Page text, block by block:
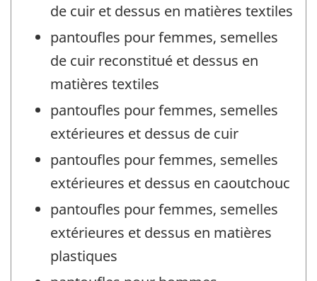
de cuir et dessus en matières textiles
pantoufles pour femmes, semelles
de cuir reconstitué et dessus en
matières textiles
pantoufles pour femmes, semelles
extérieures et dessus de cuir
pantoufles pour femmes, semelles
extérieures et dessus en caoutchouc
pantoufles pour femmes, semelles
extérieures et dessus en matières
plastiques